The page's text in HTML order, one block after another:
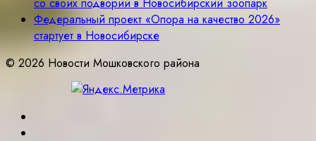
Федеральный проект «Опора на качество 2026»
стартует в Новосибирске
© 2026 Новости Мошковского района